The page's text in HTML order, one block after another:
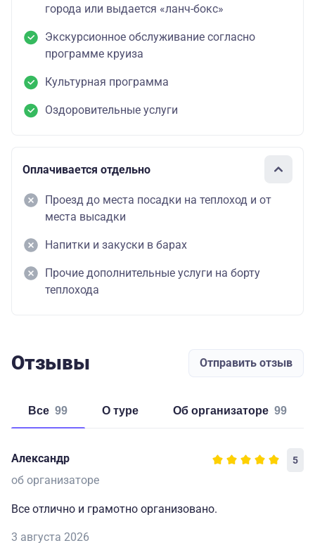
города или выдается «ланч-бокс»
Экскурсионное обслуживание согласно
программе круиза
Культурная программа
Оздоровительные услуги
Оплачивается отдельно
Проезд до места посадки на теплоход и от
места высадки
Напитки и закуски в барах
Прочие дополнительные услуги на борту
теплохода
Отзывы Отправить отзыв
Все 99 о туре об организаторе 99
Александр 5
об организаторе
Все отлично и грамотно организовано.
3 августа 2026